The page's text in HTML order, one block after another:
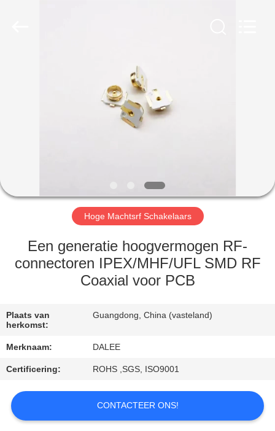
PRODUCTEN
FABRIEKSREIS
KWALITEITSCONTROLE
CONTACTEER
EEN
CITAAT
Hoge Machtsrf Schakelaars
Een generatie hoogvermogen RF-
connectoren IPEX/MHF/UFL SMD RF
Coaxial voor PCB
Plaats van
herkomst:
Guangdong, China (vasteland)
Merknaam: DALEE
Certificering: ROHS ,SGS, ISO9001
CONTACTEER ONS!